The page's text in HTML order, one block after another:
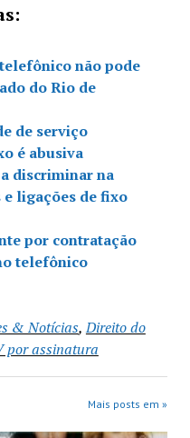
não pode
do Rio de
de serviço
é abusiva
discriminar na
e ligações de fixo
por contratação
telefônico
& Notícias,Direito do
por assinatura
Mais posts em »